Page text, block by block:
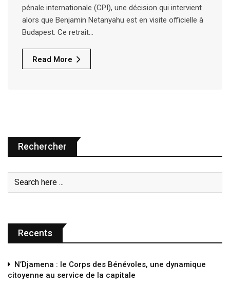
pénale internationale (CPI), une décision qui intervient
alors que Benjamin Netanyahu est en visite officielle à
Budapest. Ce retrait…
Read More
Rechercher
Recents
N’Djamena : le Corps des Bénévoles, une dynamique
citoyenne au service de la capitale